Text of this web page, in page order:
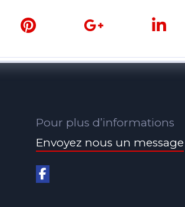
Pour plus d’informations
Envoyez nous un message